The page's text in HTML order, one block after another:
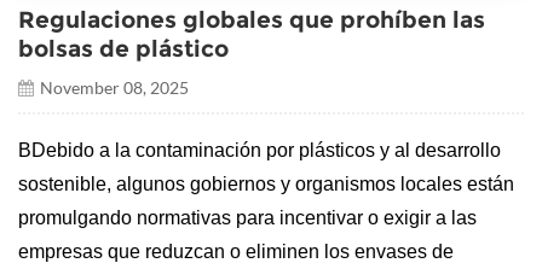
Regulaciones globales que prohíben las
bolsas de plástico
November 08, 2025
BDebido a la contaminación por plásticos y al desarrollo
sostenible, algunos gobiernos y organismos locales están
promulgando normativas para incentivar o exigir a las
empresas que reduzcan o eliminen los envases de